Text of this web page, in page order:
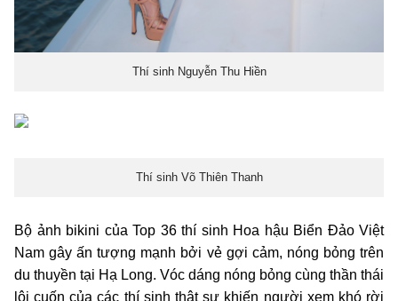
Thí sinh Nguyễn Thu Hiền
Thí sinh Võ Thiên Thanh
Bộ ảnh bikini của Top 36 thí sinh Hoa hậu Biển Đảo Việt
Nam gây ấn tượng mạnh bởi vẻ gợi cảm, nóng bỏng trên
du thuyền tại Hạ Long. Vóc dáng nóng bỏng cùng thần thái
lôi cuốn của các thí sinh thật sự khiến người xem khó rời